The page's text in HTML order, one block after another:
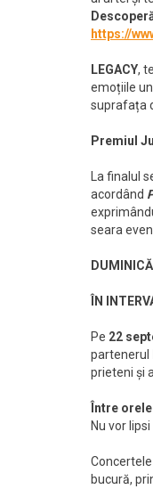
https://
LEGACY,
emoțiile
suprafața
Premiul
La finalul
acordând
seara
ÎN
Pe 22
partenerul
prieteni și
Între
Nu vor lipsi
bucură,